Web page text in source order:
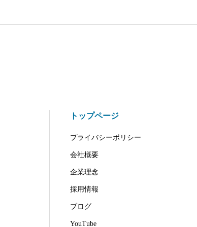
トップページ
プライバシーポリシー
会社概要
企業理念
採用情報
ブログ
YouTube